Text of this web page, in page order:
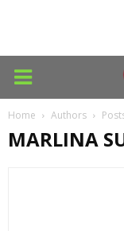
Home Authors
MARLINA